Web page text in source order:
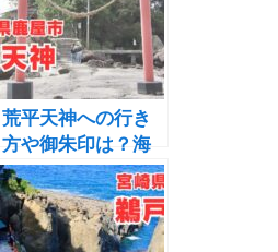
荒平天神への行き
方や御朱印は？海
のすぐそばにある
神社へ【鹿児島県
鹿屋市】